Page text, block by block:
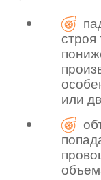
строя
или